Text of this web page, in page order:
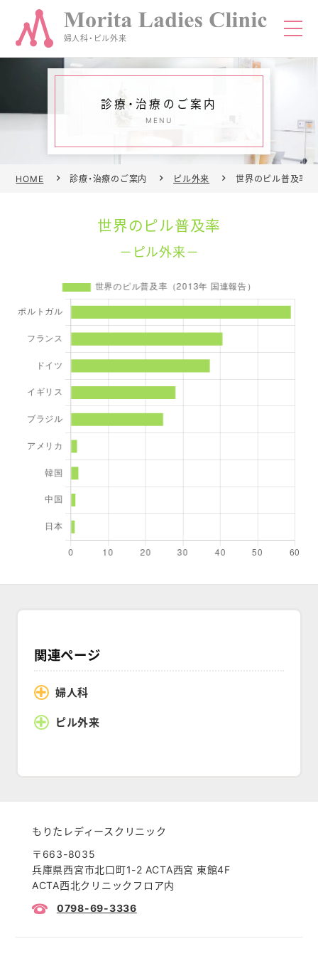
婦人科・ピル外来
診療・治療のご案内
医師紹介
よくあるご質問
アクセスマップ
お問い合わせ
採用情報
診療・治療のご案内
MENU
HOME 診療・治療のご案内 ピル外来 世界のピル普及率
世界のピル普及率
ピル外来
関連ページ
婦人科
ピル外来
もりたレディースクリニック
〒663-8035
兵庫県西宮市北口町1-2 ACTA西宮 東館4F
ACTA西北クリニックフロア内
0798-69-3336